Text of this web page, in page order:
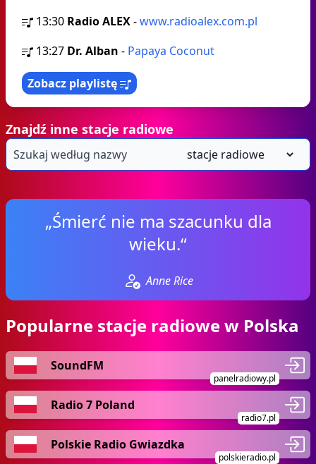
13:30 Radio ALEX-www.radioalex.com.pl
13:27 Dr. Alban - Papaya Coconut
Zobacz playlistę
Znajdź inne stacje radiowe
„Śmierć nie ma szacunku dla
wieku.“
Anne Rice
Popularne stacje radiowe w Polska
SoundFM
panelradiowy.pl
Radio 7 Poland
radio7.pl
Polskie Radio Gwiazdka
polskieradio.pl